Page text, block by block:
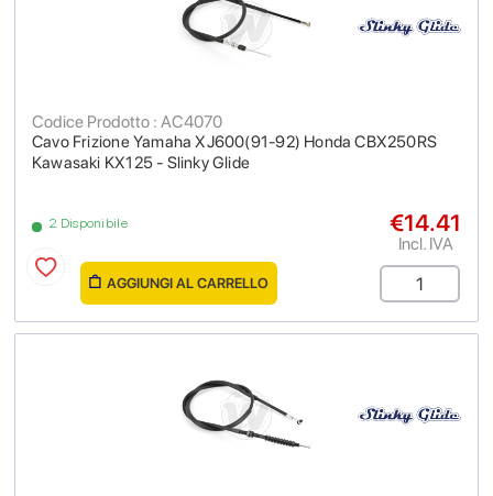
Cavo Frizione Yamaha XJ600(91-92) Honda CBX250RS
Kawasaki KX125 - Slinky Glide
Codice Prodotto : AC4070
2 Disponibile €14.41
Incl. IVA
AGGIUNGI AL CARRELLO